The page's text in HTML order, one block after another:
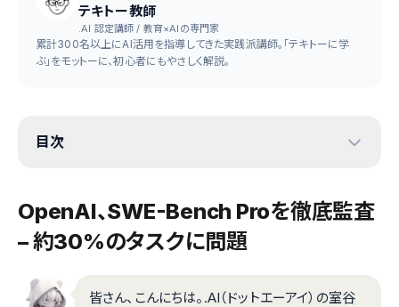
テキトー教師
.AI 認定講師 / 教育×AIの専門家
累計300名以上にAI活用を指導してきた実践派講師。「テキトーに学
ぶ」をモットーに、初心者にもやさしく解説。
目次
OpenAI、SWE-Bench Proを徹底監査
– 約30%のタスクに問題
皆さん、こんにちは。.AI（ドットエーアイ）の室谷